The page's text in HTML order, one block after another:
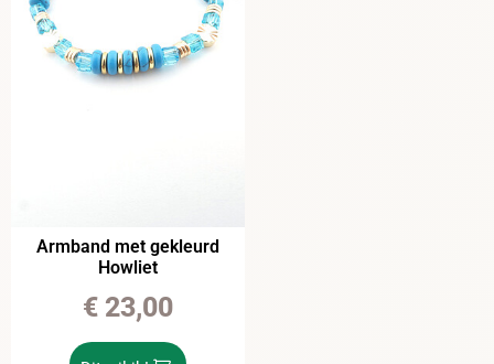
Armband met gekleurd
Howliet
€23,00